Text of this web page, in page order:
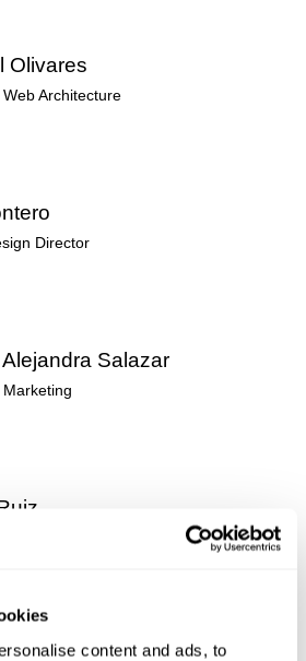
content and ads, to
Olivares
Architecture
Director
Salazar
Díaz